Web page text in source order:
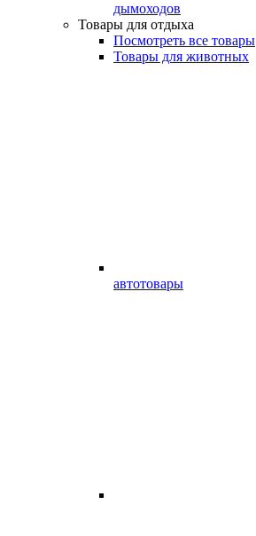
дымоходов
Товары для отдыха
Посмотреть все товары
Товары для животных
автотовары